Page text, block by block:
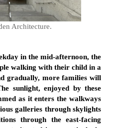
Architecture.
in the mid-afternoon, the
walking with their child in a
gradually, more families will
sunlight, enjoyed by these
as it enters the walkways
galleries through skylights
through the east-facing